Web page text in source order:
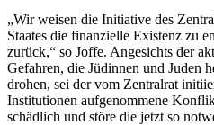
„Wir weisen die Initiative des
Staates die finanzielle Existenz zu
zurück,“ so Joffe. Angesichts der
Gefahren, die Jüdinnen und Juden
drohen, sei der vom Zentralrat
Institutionen aufgenommene
schädlich und störe die jetzt so